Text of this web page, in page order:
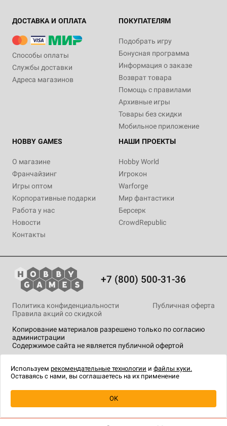
Купить| 1 692 ₽
ДОСТАВКА И ОПЛАТА
Способы оплаты
Службы доставки
Адреса магазинов
ПОКУПАТЕЛЯМ
Подобрать игру
Бонусная программа
Информация о заказе
Возврат товара
Помощь с правилами
Архивные игры
Товары без скидки
Мобильное приложение
HOBBY GAMES
О магазине
Франчайзинг
Игры оптом
Корпоративные подарки
Работа у нас
Новости
Контакты
НАШИ ПРОЕКТЫ
Hobby World
Игрокон
Warforge
Мир фантастики
Берсерк
CrowdRepublic
+7 (800) 500-31-36
Копирование материалов разрешено только по согласию
администрации
Содержимое сайта не является публичной офертой
Политика конфиденциальности
Публичная оферта
Правила акций со скидкой
технологии.
Используем рекомендательные технологии и файлы куки.
Оставаясь с нами, вы соглашаетесь на их применение
OK